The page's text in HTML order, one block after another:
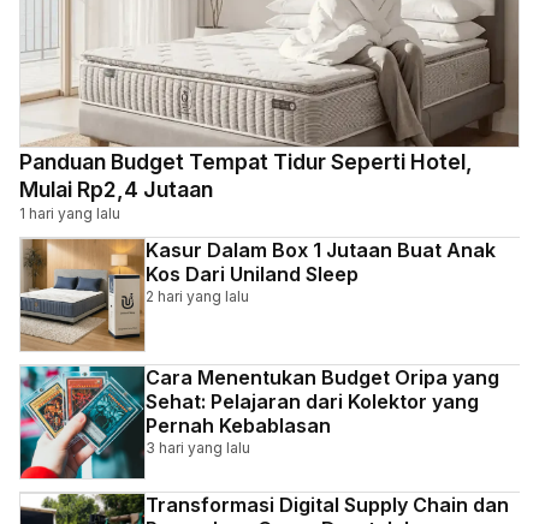
Panduan Budget Tempat Tidur Seperti Hotel,
Mulai Rp2,4 Jutaan
1 hari yang lalu
Kasur Dalam Box 1 Jutaan Buat Anak
Kos Dari Uniland Sleep
2 hari yang lalu
Cara Menentukan Budget Oripa yang
Sehat: Pelajaran dari Kolektor yang
Pernah Kebablasan
3 hari yang lalu
Transformasi Digital Supply Chain dan